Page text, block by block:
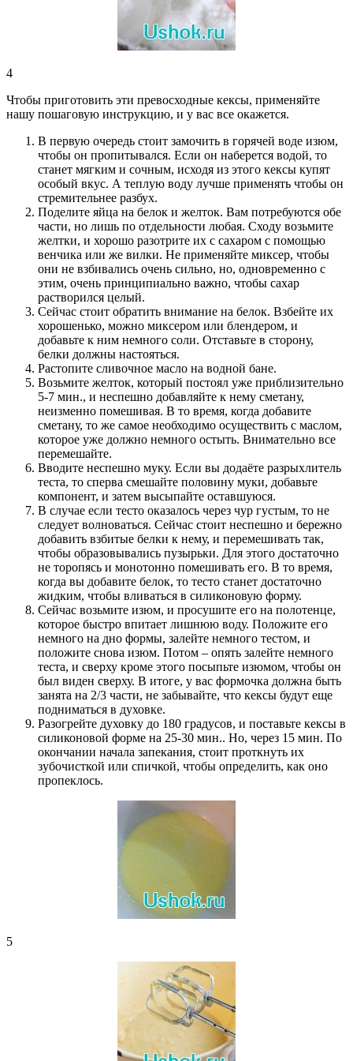
4
Чтобы приготовить эти превосходные кексы, применяйте
нашу пошаговую инструкцию, и у вас все окажется.
В первую очередь стоит замочить в горячей воде изюм,
чтобы он пропитывался. Если он наберется водой, то
станет мягким и сочным, исходя из этого кексы купят
особый вкус. А теплую воду лучше применять чтобы он
стремительнее разбух.
Поделите яйца на белок и желток. Вам потребуются обе
части, но лишь по отдельности любая. Сходу возьмите
желтки, и хорошо разотрите их с сахаром с помощью
венчика или же вилки. Не применяйте миксер, чтобы
они не взбивались очень сильно, но, одновременно с
этим, очень принципиально важно, чтобы сахар
растворился целый.
Сейчас стоит обратить внимание на белок. Взбейте их
хорошенько, можно миксером или блендером, и
добавьте к ним немного соли. Отставьте в сторону,
белки должны настояться.
Растопите сливочное масло на водной бане.
Возьмите желток, который постоял уже приблизительно
5-7 мин., и неспешно добавляйте к нему сметану,
неизменно помешивая. В то время, когда добавите
сметану, то же самое необходимо осуществить с маслом,
которое уже должно немного остыть. Внимательно все
перемешайте.
Вводите неспешно муку. Если вы додаёте разрыхлитель
теста, то сперва смешайте половину муки, добавьте
компонент, и затем высыпайте оставшуюся.
В случае если тесто оказалось через чур густым, то не
следует волноваться. Сейчас стоит неспешно и бережно
добавить взбитые белки к нему, и перемешивать так,
чтобы образовывались пузырьки. Для этого достаточно
не торопясь и монотонно помешивать его. В то время,
когда вы добавите белок, то тесто станет достаточно
жидким, чтобы вливаться в силиконовую форму.
Сейчас возьмите изюм, и просушите его на полотенце,
которое быстро впитает лишнюю воду. Положите его
немного на дно формы, залейте немного тестом, и
положите снова изюм. Потом – опять залейте немного
теста, и сверху кроме этого посыпьте изюмом, чтобы он
был виден сверху. В итоге, у вас формочка должна быть
занята на 2/3 части, не забывайте, что кексы будут еще
подниматься в духовке.
Разогрейте духовку до 180 градусов, и поставьте кексы в
силиконовой форме на 25-30 мин.. Но, через 15 мин. По
окончании начала запекания, стоит проткнуть их
зубочисткой или спичкой, чтобы определить, как оно
пропеклось.
5